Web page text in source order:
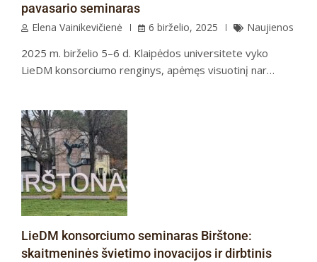
pavasario seminaras
Elena Vainikevičienė 6 birželio, 2025 Naujienos
2025 m. birželio 5–6 d. Klaipėdos universitete vyko
LieDM konsorciumo renginys, apėmęs visuotinį nar…
LieDM konsorciumo seminaras Birštone:
skaitmeninės švietimo inovacijos ir dirbtinis